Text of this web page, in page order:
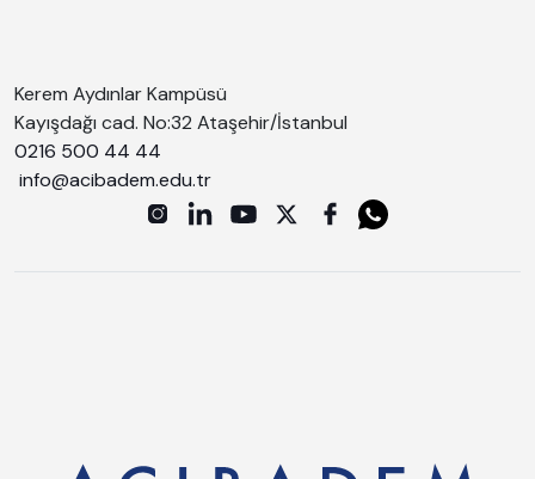
Kerem Aydınlar Kampüsü
Kayışdağı cad. No:32 Ataşehir/İstanbul
0216 500 44 44
info@acibadem.edu.tr